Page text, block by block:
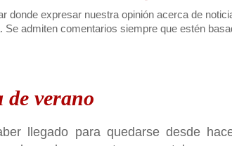
donde expresar nuestra opinión acerca de
Se admiten comentarios siempre que estén
de verano
llegado para quedarse desde